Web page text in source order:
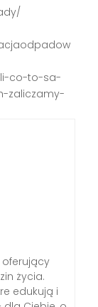
co-to-sa-
zaliczamy-
oferujący
życia.
edukują i